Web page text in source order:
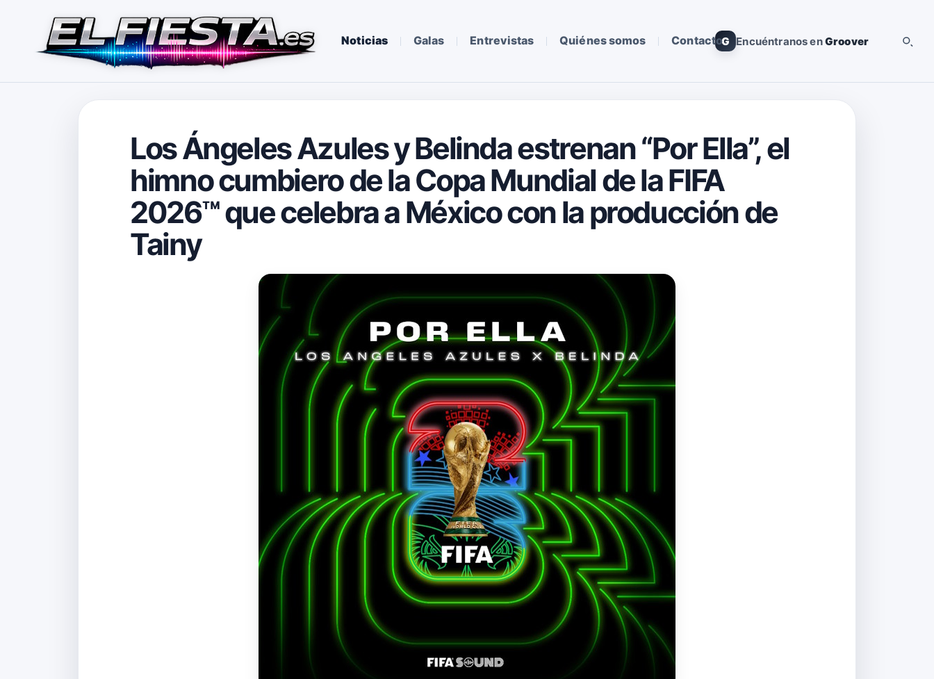
Noticias Galas Entrevistas Quiénes somos ContactoG Encuéntranos enGroover
Los Ángeles Azules y Belinda estrenan “Por Ella”, el
himno cumbiero de la Copa Mundial de la FIFA
2026™ que celebra a México con la producción de
Tainy